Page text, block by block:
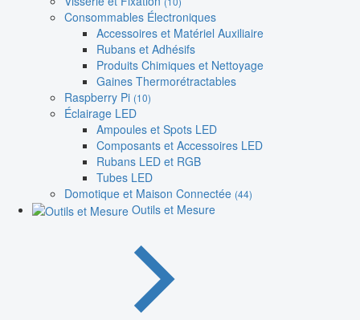
Consommables Électroniques
Accessoires et Matériel Auxiliaire
Rubans et Adhésifs
Produits Chimiques et Nettoyage
Gaines Thermorétractables
Raspberry Pi (10)
Éclairage LED
Ampoules et Spots LED
Composants et Accessoires LED
Rubans LED et RGB
Tubes LED
Domotique et Maison Connectée (44)
Outils et Mesure